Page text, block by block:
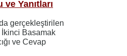
Yanıtları
gerçekleştirilen
İkinci Basamak
ve Cevap